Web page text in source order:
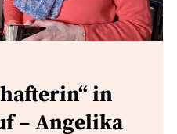
in
– Angelika